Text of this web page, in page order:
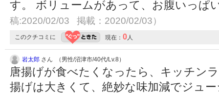
す。 ボリュームがあって、お腹いっぱ
稿:2020/02/03 掲載：2020/02/03）
このクチコミに 現在： 0人
岩太郎 さん （男性/沼津市/40代/Lv.8）
唐揚げが食べたくなったら、キッチン
揚げは大きくて、絶妙な味加減でジュ